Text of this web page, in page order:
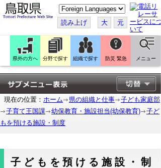
こ
の
ペ
ー
ジ
翻
訳
す
る
読み上げ 大 元
県外の方へ 分野で探す 組織で探す 防災 緊急 メニュー
現在の位置： ホーム 県の組織と仕事
子ども家庭部
子育て王国課
幼保教育・施設担当(幼保教育)
子ど
もを預ける施設・制度
子どもを預ける施設・制